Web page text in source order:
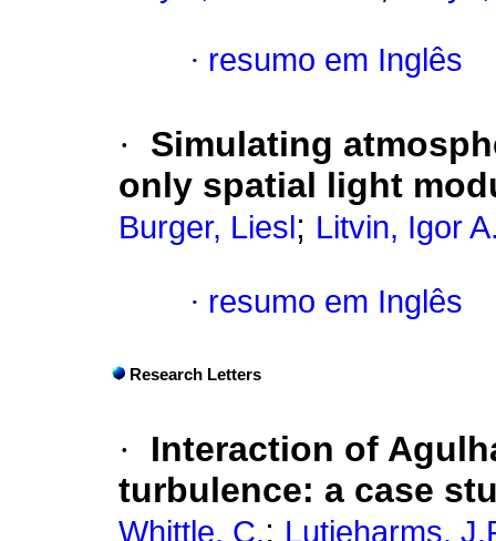
· resumo em Inglês
·
Simulating
only spatial light
Burger, Liesl ; Litvin, Igor
· resumo em Inglês
Research Letters
·
Interaction of
turbulence: a case
Whittle, C.; Lutjeharms,